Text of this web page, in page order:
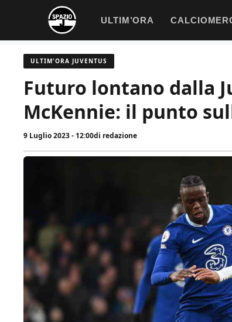
contenuto
ULTIM’ORA
ULTIM'ORA JUVENTUS
Futuro lontano dalla
McKennie: il punto
9 Luglio 2023 - 12:00di redazione